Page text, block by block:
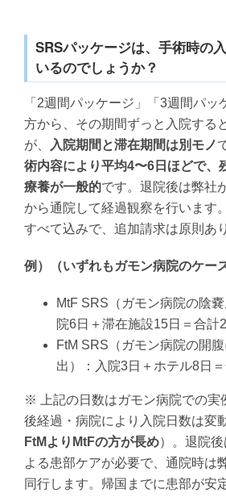
SRSパッケージは、手術時の
いるのでしょうか？
「2週間パッケージ」「3週間パッ
方から、その期間ずっと入院する
が、
入院期間と滞在期間は別モノ
術内容により平均4〜6日ほどで、
療養が一般的です。退院後は弊社
から通院して経過観察を行います
すべて込みで、追加請求は原則あ
例）（いずれもガモン病院のケース
MtF SRS（ガモン病院の陰
院6日＋滞在施設15日＝合計
FtM SRS（ガモン病院の開
出）：入院3日＋ホテル8日
※ 上記の日数はガモン病院での実
後経過・病院により入院日数は変
FtMよりMtFの方が長め）。退院
よる患部ケアが必要で、通院時は
同行します。帰国までに患部が安